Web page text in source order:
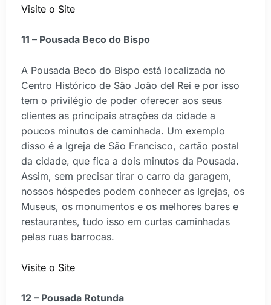
Visite o Site
11 – Pousada Beco do Bispo
A Pousada Beco do Bispo está localizada no
Centro Histórico de São João del Rei e por isso
tem o privilégio de poder oferecer aos seus
clientes as principais atrações da cidade a
poucos minutos de caminhada. Um exemplo
disso é a Igreja de São Francisco, cartão postal
da cidade, que fica a dois minutos da Pousada.
Assim, sem precisar tirar o carro da garagem,
nossos hóspedes podem conhecer as Igrejas, os
Museus, os monumentos e os melhores bares e
restaurantes, tudo isso em curtas caminhadas
pelas ruas barrocas.
Visite o Site
12 – Pousada Rotunda